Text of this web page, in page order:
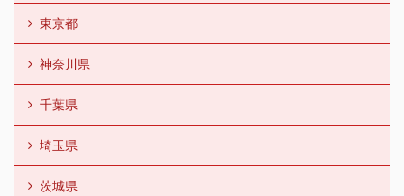
東京都
神奈川県
千葉県
埼玉県
茨城県